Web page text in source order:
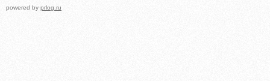
powered by prlog.ru